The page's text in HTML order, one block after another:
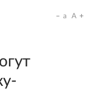
a A